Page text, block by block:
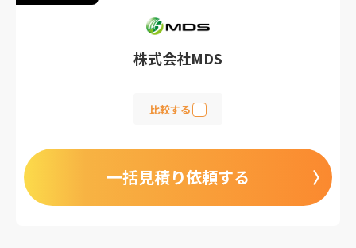
株式会社MDS
比較する
一括見積り依頼する